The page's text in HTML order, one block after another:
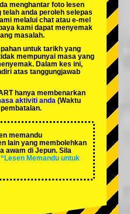
menghantar foto lesen
anda peroleh selepas
melalui chat atau e-mel
kami dapat menyemak
masalah.
untuk tarikh yang
mempunyai masa yang
Dalam kes ini,
atas tanggungjawab
hanya membenarkan
aktiviti anda (Waktu
memandu
lain yang membolehkan
awam di Jepun. Sila
“Lesen Memandu untuk